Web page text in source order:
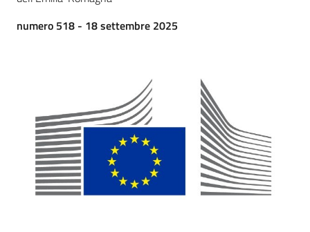
Argomenti
Seguici
numero 518 - 18 settembre 2025